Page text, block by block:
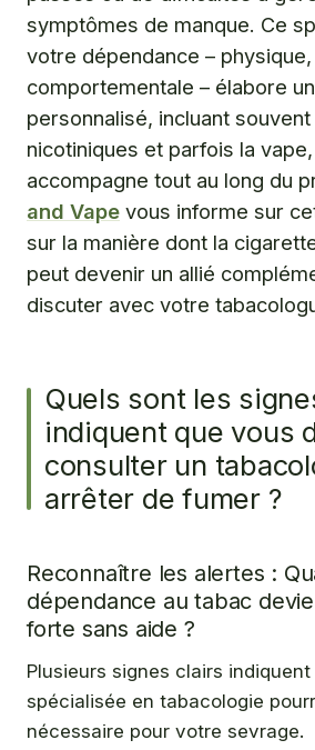
avec un spécialiste en tabacologie ?
Où trouver un tabacologue qualifié et
efficacement votre consultation ?
Questions fréquentes
symptômes de manque. Ce
votre dépendance –
comportementale – élabore
personnalisé, incluant
nicotiniques et parfois la
accompagne tout au long du
and Vape vous informe sur
sur la manière dont la
peut devenir un allié
discuter avec votre
Quels sont les
indiquent que vous
consulter un
arrêter de fumer ?
Reconnaître les alertes :
dépendance au tabac
forte sans aide ?
Plusieurs signes clairs indiquent
spécialisée en tabacologie
nécessaire pour votre sevrage.